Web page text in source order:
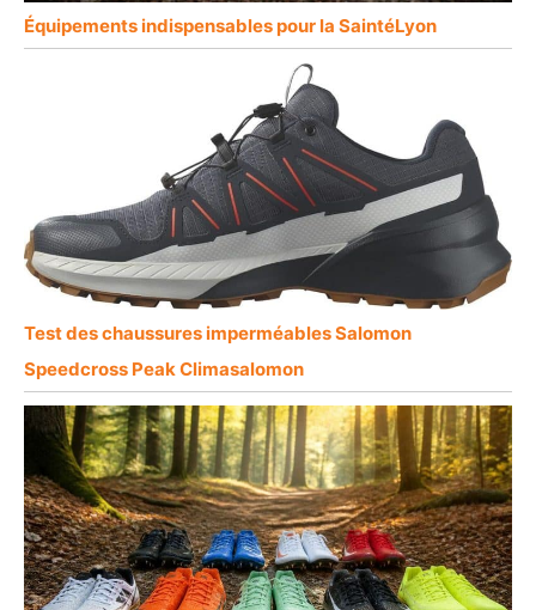
Équipements indispensables pour la SaintéLyon
Test des chaussures imperméables Salomon
Speedcross Peak Climasalomon